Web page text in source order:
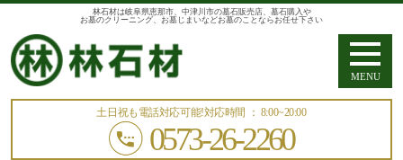
林石材は岐阜県恵那市、中津川市の墓石販売店、墓石購入や
お墓のクリーニング、お墓じまいなどお墓のことならお任せ下さい
MENU
土日祝も電話対応可能!対応時間 ： 8:00~20:00
0573-26-2260